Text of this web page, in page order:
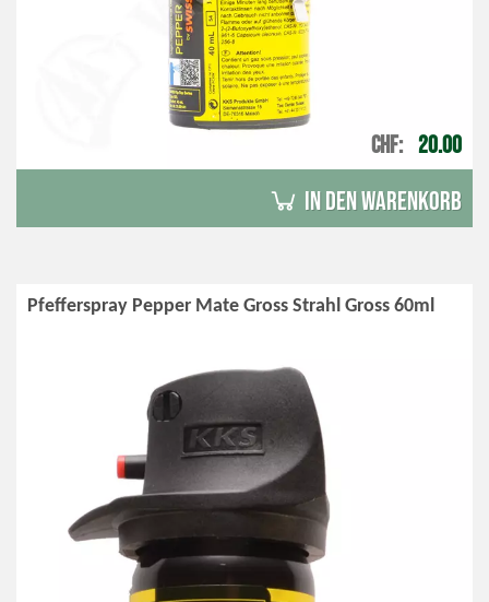
CHF 20.00
in den Warenkorb
Pfefferspray Pepper Mate Gross Strahl Gross 60ml